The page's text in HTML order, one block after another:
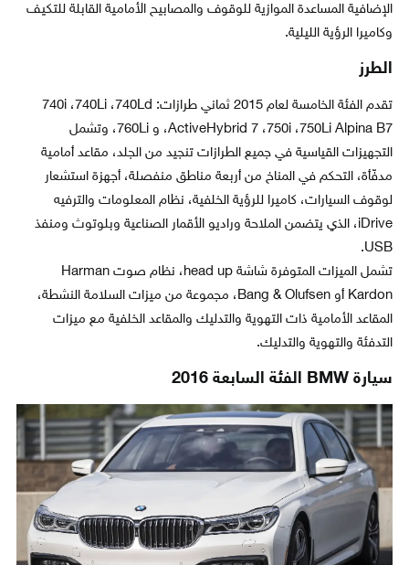
الإضافية المساعدة الموازية للوقوف والمصابيح الأمامية القابلة للتكيف
وكاميرا الرؤية الليلية.
الطرز
تقدم الفئة الخامسة لعام 2015 ثماني طرازات: 740i ،740Li ،740Ld
،ActiveHybrid 7 ،750i ،750Li Alpina B7 و 760Li، وتشمل
التجهيزات القياسية في جميع الطرازات تنجيد من الجلد، مقاعد أمامية
مدفّأة، التحكم في المناخ من أربعة مناطق منفصلة، أجهزة استشعار
لوقوف السيارات، كاميرا للرؤية الخلفية، نظام المعلومات والترفيه
iDrive، الذي يتضمن الملاحة وراديو الأقمار الصناعية وبلوتوث ومنفذ
USB.
تشمل الميزات المتوفرة شاشة head up، نظام صوت Harman
Kardon أو Bang & Olufsen، مجموعة من ميزات السلامة النشطة،
المقاعد الأمامية ذات التهوية والتدليك والمقاعد الخلفية مع ميزات
التدفئة والتهوية والتدليك.
سيارة BMW الفئة السابعة 2016